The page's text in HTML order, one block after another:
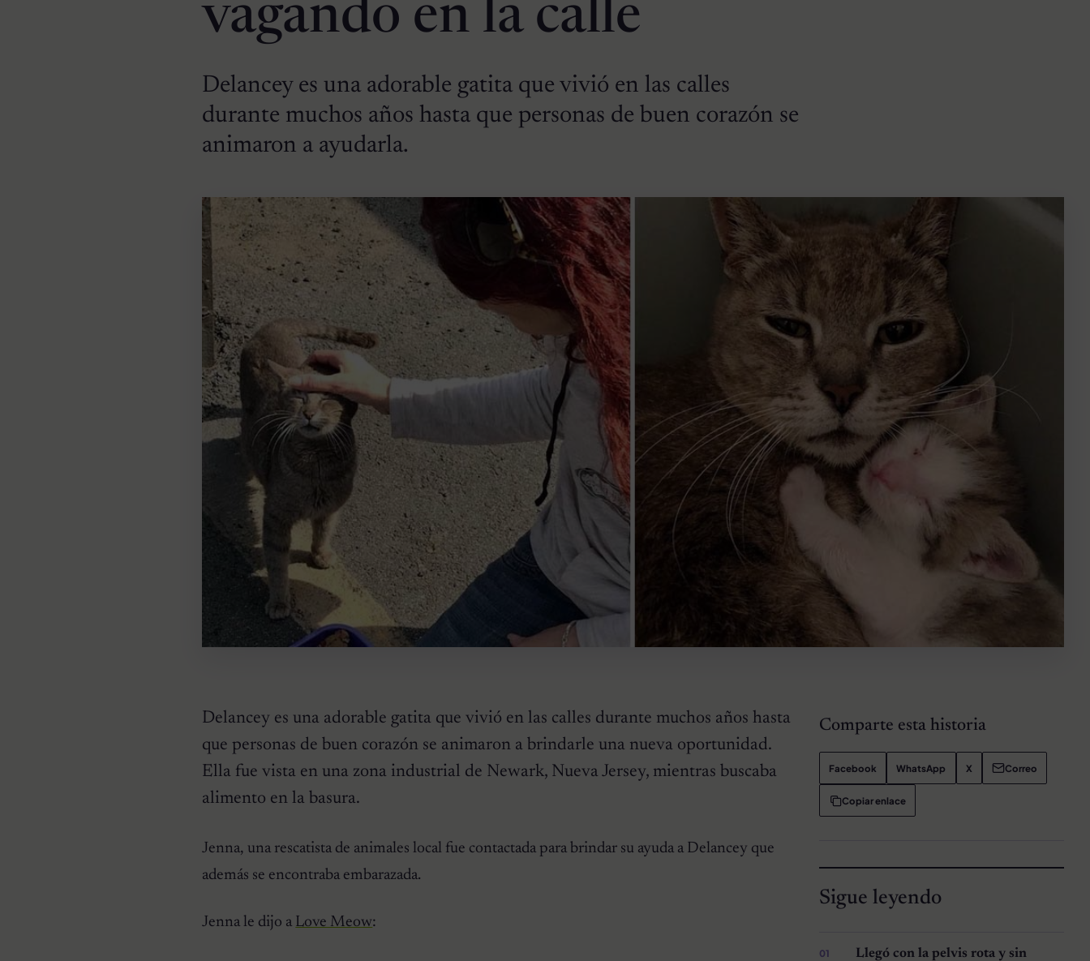
vagando en la calle
Delancey es una adorable gatita que vivió en las calles
durante muchos años hasta que personas de buen corazón se
animaron a ayudarla.
Delancey es una adorable gatita que vivió en las calles durante muchos años hasta
que personas de buen corazón se animaron a brindarle una nueva oportunidad.
Ella fue vista en una zona industrial de Newark, Nueva Jersey, mientras buscaba
alimento en la basura.
Jenna, una rescatista de animales local fue contactada para brindar su ayuda a Delancey que
además se encontraba embarazada.
Jenna le dijo a Love Meow:
Comparte esta historia
Facebook WhatsApp X Correo
Copiar enlace
Sigue leyendo
Llegó con la pelvis rota y sin